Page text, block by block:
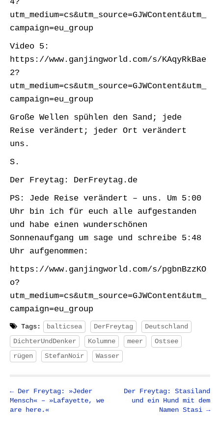
utm_medium=cs&utm_source=GJWContent&utm_
campaign=eu_group
Video 5:
https://www.ganjingworld.com/s/KAqyRkBae
2?
utm_medium=cs&utm_source=GJWContent&utm_
campaign=eu_group
Große Wellen spühlen den Sand; jede
Reise verändert; jeder Ort verändert
uns.
S.
Der Freytag: DerFreytag.de
PS: Jede Reise verändert – uns. Um 5:00
Uhr bin ich für euch alle aufgestanden
und habe einen wunderschönen
Sonnenaufgang um sage und schreibe 5:48
Uhr aufgenommen:
https://www.ganjingworld.com/s/pgbnBzzKO
o?
utm_medium=cs&utm_source=GJWContent&utm_
campaign=eu_group
Tags: balticsea DerFreytag
Deutschland
DichterUndDenker
Kolumne meer
Ostsee
rügen
StefanNoir Wasser
P
o
← Der Freytag: »Jeder
Mensch« – »Lafayette, we
are here.«
Der Freytag: Stasiland
und ein Hund mit dem
Namen Stasi →